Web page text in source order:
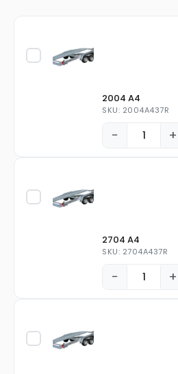
2004 A4
SKU: 2004A437R
− +
2704 A4
SKU: 2704A437R
− +